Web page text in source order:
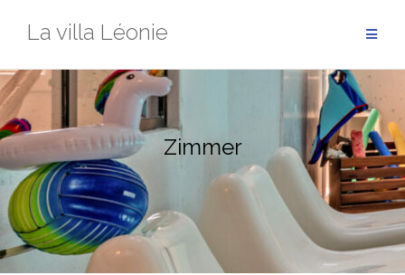
La villa Léonie
Zimmer